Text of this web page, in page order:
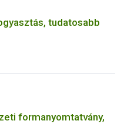
tudatosabb
formanyomtatvány,